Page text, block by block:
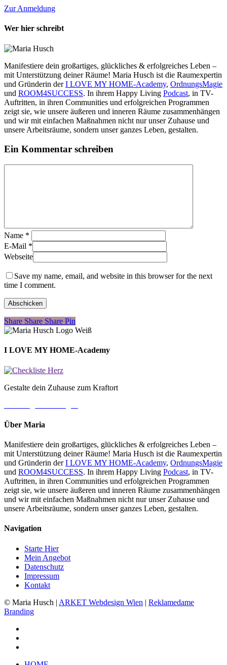
Zur Anmeldung
Wer hier schreibt
Manifestiere dein großartiges, glückliches & erfolgreiches Leben –
mit Unterstützung deiner Räume! Maria Husch ist die Raumexpertin
und Gründerin derI LOVE MY HOME-Academy, OrdnungsMagie
und ROOM4SUCCESS. In ihrem Happy Living Podcast, in TV-
Auftritten, in ihren Communities und erfolgreichen Programmen
zeigt sie, wie unsere äußeren und inneren Räume zusammenhängen
und wir mit einfachen Maßnahmen nicht nur unser Zuhause und
unsere Arbeitsräume, sondern unser ganzes Leben, gestalten.
Ein Kommentar schreiben
Name *
E-Mail *
Webseite
Save my name, email, and website in this browser for the next
time I comment.
Share
Share Share Share Pin
I LOVE MY HOME-Academy
Gestalte dein Zuhause zum Kraftort
Über Maria
Manifestiere dein großartiges, glückliches & erfolgreiches Leben –
mit Unterstützung deiner Räume! Maria Husch ist die Raumexpertin
und Gründerin derI LOVE MY HOME-Academy, OrdnungsMagie
und ROOM4SUCCESS. In ihrem Happy Living Podcast, in TV-
Auftritten, in ihren Communities und erfolgreichen Programmen
zeigt sie, wie unsere äußeren und inneren Räume zusammenhängen
und wir mit einfachen Maßnahmen nicht nur unser Zuhause und
unsere Arbeitsräume, sondern unser ganzes Leben, gestalten.
Navigation
Starte Hier
Mein Angebot
Datenschutz
Impressum
Kontakt
© Maria Husch | ARKET Webdesign Wien | Reklamedame
Branding